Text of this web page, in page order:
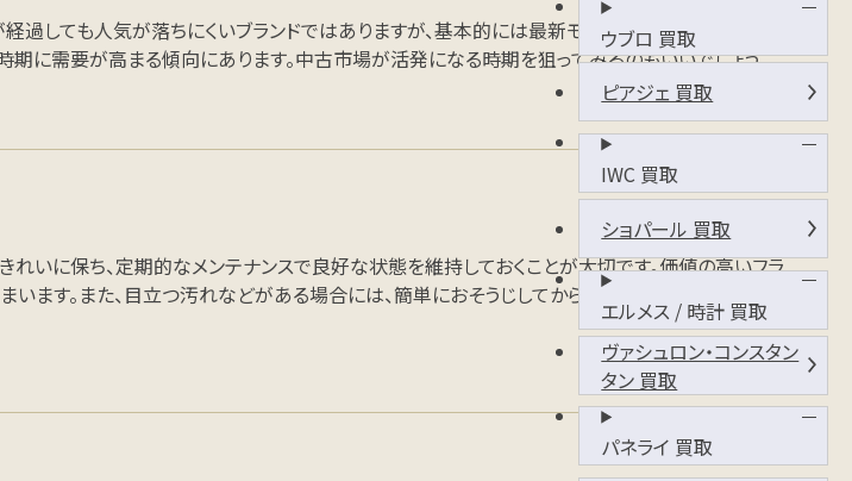
過しても人気が落ちにくいブランドではありますが、基本的には最新モデルほど高値が付きやす
期に需要が高まる傾向にあります。中古市場が活発になる時期を狙ってみるのもいいでしょう。
いに保ち、定期的なメンテナンスで良好な状態を維持しておくことが大切です。価値の高いフラ
す。また、目立つ汚れなどがある場合には、簡単におそうじしてから査定に出すようにしましょ
ウブロ 買取
ピアジェ 買取
IWC 買取
ショパール 買取
エルメス / 時計 買取
ヴァシュロン・コンスタン
タン 買取
パネライ 買取